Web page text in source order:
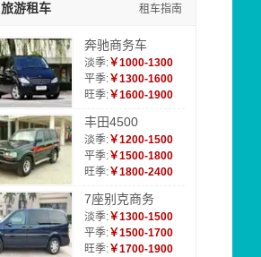
旅游租车 租车指南
奔驰商务车
淡季:￥1000-1300
平季:￥1300-1600
旺季:￥1600-1900
丰田4500
淡季:￥1200-1500
平季:￥1500-1800
旺季:￥1800-2400
7座别克商务
淡季:￥1300-1500
平季:￥1500-1700
旺季:￥1700-1900